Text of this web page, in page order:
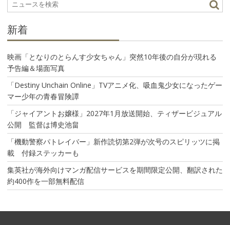
ョ
新着
映画「となりのとらんす少女ちゃん」突然10年後の自分が現れる
予告編＆場面写真
「Destiny Unchain Online」TVアニメ化、吸血鬼少女になったゲー
マー少年の青春冒険譚
「ジャイアントお嬢様」2027年1月放送開始、ティザービジュアル
公開 監督は博史池畠
「機動警察パトレイバー」新作読切第2弾が次号のスピリッツに掲
載 付録ステッカーも
集英社が海外向けマンガ配信サービスを期間限定公開、翻訳された
約400作を一部無料配信